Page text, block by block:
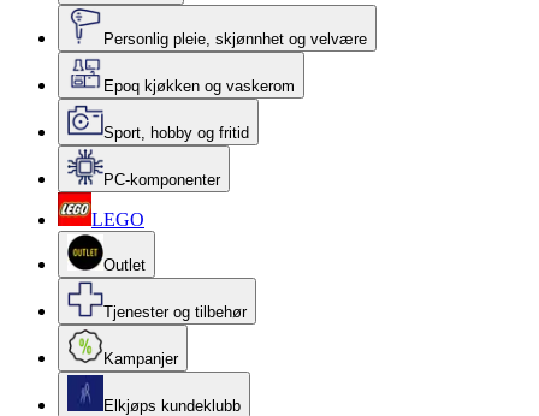
Personlig pleie, skjønnhet og velvære
Epoq kjøkken og vaskerom
Sport, hobby og fritid
PC-komponenter
LEGO
Outlet
Tjenester og tilbehør
Kampanjer
Elkjøps kundeklubb